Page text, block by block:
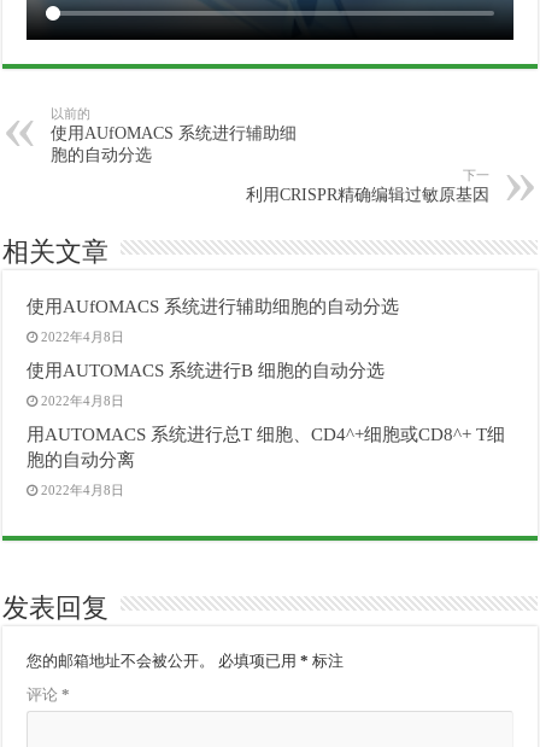
以前的
使用AUfOMACS 系统进行辅助细
胞的自动分选
下一
利用CRISPR精确编辑过敏原基因
相关文章
使用AUfOMACS 系统进行辅助细胞的自动分选
2022年4月8日
使用AUTOMACS 系统进行B 细胞的自动分选
2022年4月8日
用AUTOMACS 系统进行总T 细胞、CD4^+细胞或CD8^+ T细
胞的自动分离
2022年4月8日
发表回复
您的邮箱地址不会被公开。 必填项已用* 标注
评论*